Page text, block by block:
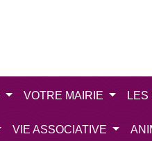
VOTRE MAIRIE LES
VIE ASSOCIATIVE